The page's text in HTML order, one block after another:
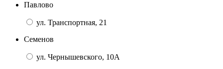
Павлово
ул. Транспортная, 21
Семенов
ул. Чернышевского, 10А